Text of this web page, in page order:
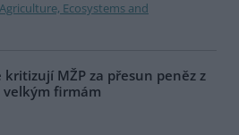
Agriculture, Ecosystems and
kritizují MŽP za přesun peněz z
velkým firmám